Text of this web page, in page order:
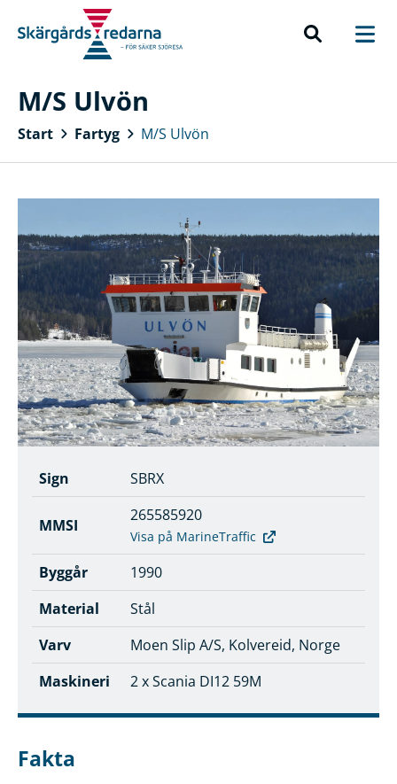
M/S Ulvön
Start Fartyg M/S Ulvön
Sign SBRX
MMSI
265585920
Visa på MarineTraffic
Byggår
1990
Material
Stål
Varv
Moen Slip A/S, Kolvereid, Norge
Maskineri
2 x Scania DI12 59M
Fakta